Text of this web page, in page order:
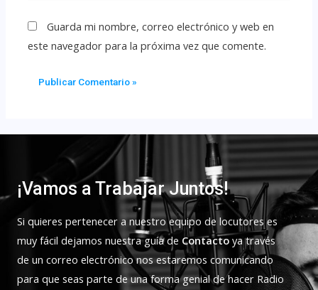
Guarda mi nombre, correo electrónico y web en
este navegador para la próxima vez que comente.
¡Vamos a Trabajar Juntos!
Si quieres pertenecer a nuestro equipo de locutores es
muy fácil dejamos nuestra guía de Contacto ya través
de un correo electrónico nos estaremos comunicando
para que seas parte de una forma genial de hacer Radio